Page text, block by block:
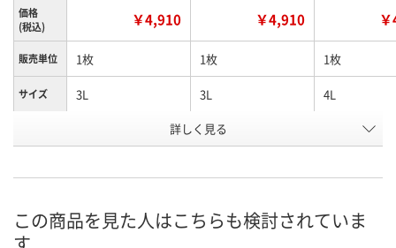
価格
(税込)
￥4,910 ￥4,910
販売単位 1枚 1枚 1枚
サイズ 3L 3L 4L
バーガンディ ダークネイ
号
お届け日
詳しく見る
この商品を見た人はこちらも検討されていま